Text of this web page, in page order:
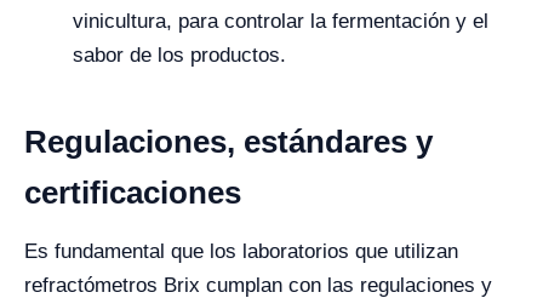
vinicultura, para controlar la fermentación y el
sabor de los productos.
Regulaciones, estándares y
certificaciones
Es fundamental que los laboratorios que utilizan
refractómetros Brix cumplan con las regulaciones y